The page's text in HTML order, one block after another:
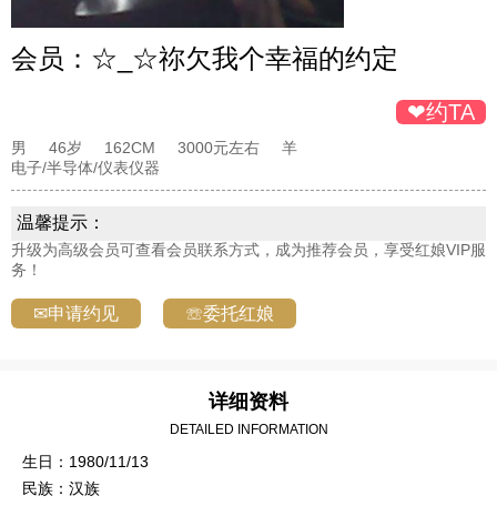
会员： ☆_☆祢欠我个幸福的约定
❤约TA
男 46岁 162CM 3000元左右
羊
电子/半导体/仪表仪器
温馨提示：
升级为高级会员可查看会员联系方式，成为推荐会员，享受红娘VIP服
务！
✉申请约见 ☏委托红娘
详细资料
DETAILED INFORMATION
生日：1980/11/13
民族：汉族